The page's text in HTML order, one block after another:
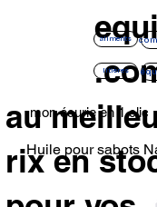
aliments
litières
mon écurie en 1 clic
au
rix en
Huile pour sabots